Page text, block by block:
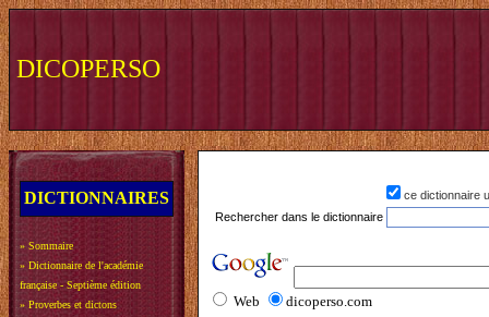
DICOPERSO
DICTIONNAIRES
» Sommaire
» Dictionnaire de l'académie
française - Septième édition
» Proverbes et dictons
ce dictionnaire
Rechercher dans le dictionnaire
Web dicoperso.com